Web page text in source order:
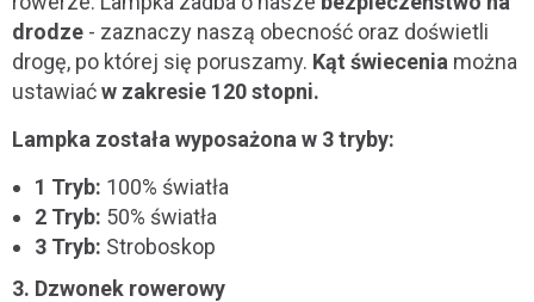
drodze - zaznaczy naszą obecność oraz doświetli
drogę, po której się poruszamy. Kąt świecenia można
ustawiaćw zakresie 120 stopni.
Lampka została wyposażona w 3 tryby:
1 Tryb: 100% światła
2 Tryb: 50% światła
3 Tryb: Stroboskop
3. Dzwonek rowerowy